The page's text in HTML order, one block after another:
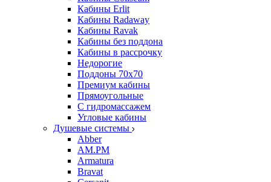
Кабины Erlit
Кабины Radaway
Кабины Ravak
Кабины без поддона
Кабины в рассрочку
Недорогие
Поддоны 70x70
Премиум кабины
Прямоугольные
С гидромассажем
Угловые кабины
Душевые системы
Abber
AM.PM
Armatura
Bravat